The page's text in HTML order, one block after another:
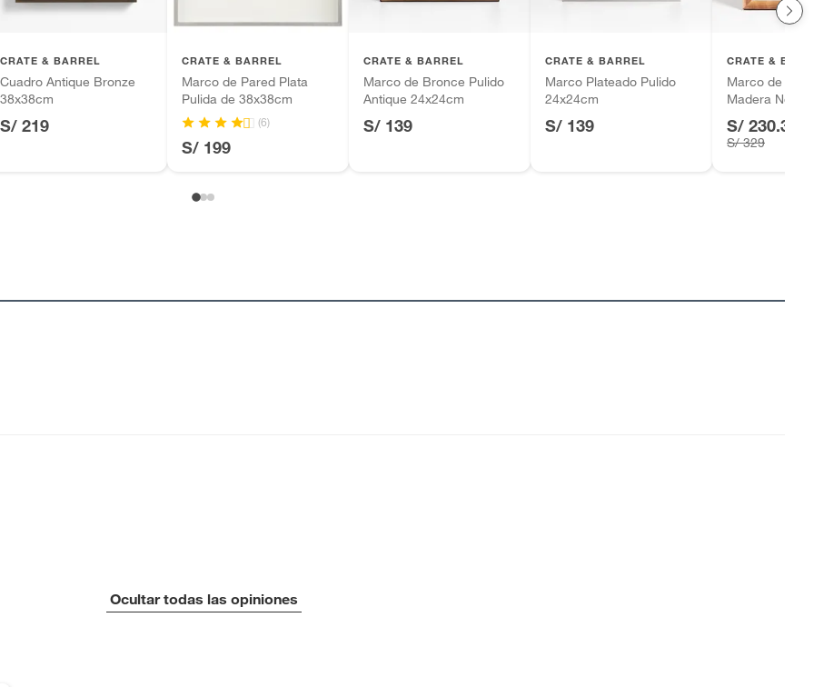
CRATE & BARREL
Cuadro Antique Bronze
38x38cm
S/ 219
CRATE & BARREL
Marco de Pared Plata
Pulida de 38x38cm
(6)
S/ 199
CRATE & BARREL
Marco de Bronce Pulido
Antique 24x24cm
S/ 139
CRATE & BARREL
Marco Plateado Pulido
24x24cm
S/ 139
CRATE &
Marco de
Madera Nogal
S/ 230.30
S/ 329
Ocultar todas las opiniones